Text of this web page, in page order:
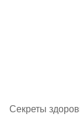
Секреты